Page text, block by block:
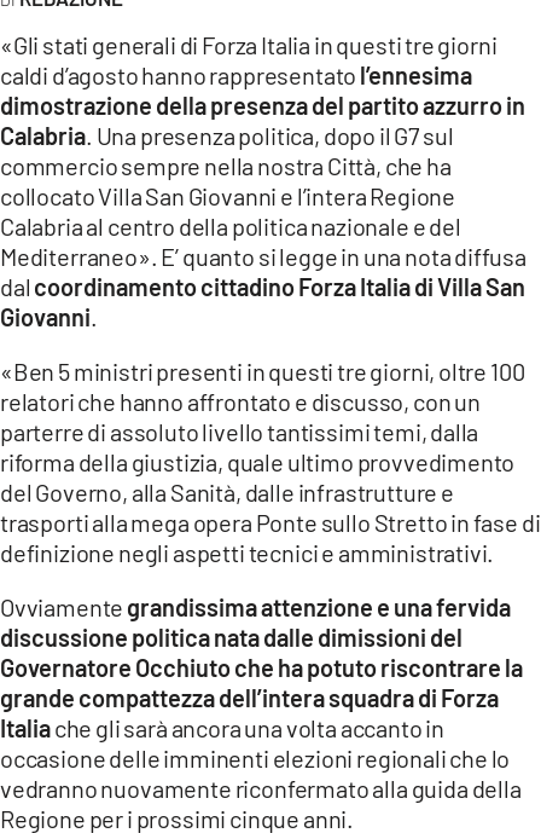
LaC
Network
LACPLAY.IT
LACTV.IT
LACONAIR.IT
LACITYMAG.IT
ILREGGINO.IT
ILVIBONESE.IT
CATANZAROCHANNEL.IT
LACAPITALENEWS.IT
ANDROID
APPLE
«Gli stati generali di Forza Italia in questi tre giorni
caldi d’agosto hanno rappresentato l’ennesima
dimostrazione della presenza del partito azzurro in
Calabria . Una presenza politica, dopo il G7 sul
commercio sempre nella nostra Città, che ha
collocato Villa San Giovanni e l’intera Regione
Calabria al centro della politica nazionale e del
Mediterraneo». E’ quanto si legge in una nota diffusa
dal coordinamento cittadino Forza Italia di Villa San
Giovanni
«Ben 5 ministri presenti in questi tre giorni, oltre 100
relatori che hanno affrontato e discusso, con un
parterre di assoluto livello tantissimi temi, dalla
riforma della giustizia, quale ultimo provvedimento
del Governo, alla Sanità, dalle infrastrutture e
trasporti alla mega opera Ponte sullo Stretto in fase di
definizione negli aspetti tecnici e amministrativi.
Ovviamente grandissima attenzione e una fervida
discussione politica nata dalle dimissioni del
Governatore Occhiuto che ha potuto riscontrare la
grande compattezza dell’intera squadra di Forza
Italiache gli sarà ancora una volta accanto in
occasione delle imminenti elezioni regionali che lo
vedranno nuovamente riconfermato alla guida della
Regione per i prossimi cinque anni.